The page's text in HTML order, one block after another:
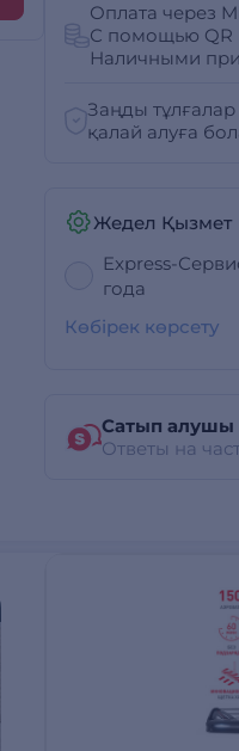
Оплата через
С помощью QR
Наличными
Заңды
қалай алуға
Жедел Қызмет
Express-
года
Көбірек көрсету
Сатып алушы
Ответы на